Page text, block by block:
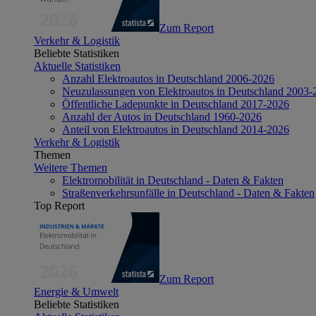
Zum Report
Verkehr & Logistik
Beliebte Statistiken
Aktuelle Statistiken
Anzahl Elektroautos in Deutschland 2006-2026
Neuzulassungen von Elektroautos in Deutschland 2003-
Öffentliche Ladepunkte in Deutschland 2017-2026
Anzahl der Autos in Deutschland 1960-2026
Anteil von Elektroautos in Deutschland 2014-2026
Verkehr & Logistik
Themen
Weitere Themen
Elektromobilität in Deutschland - Daten & Fakten
Straßenverkehrsunfälle in Deutschland - Daten & Fakten
Top Report
Zum Report
Energie & Umwelt
Beliebte Statistiken